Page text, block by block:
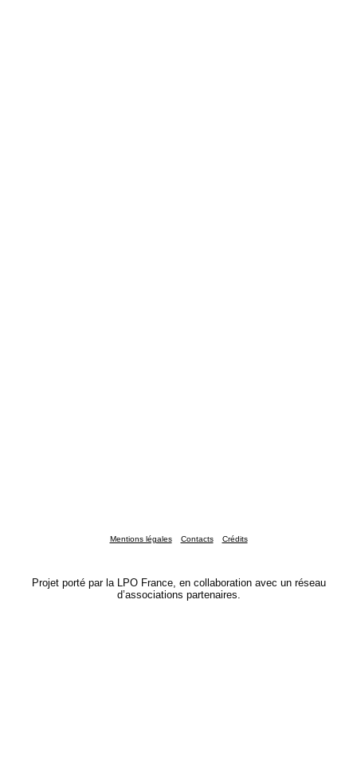
Mentions légales Contacts Crédits
Projet porté par la LPO France, en collaboration avec un réseau
d’associations partenaires.